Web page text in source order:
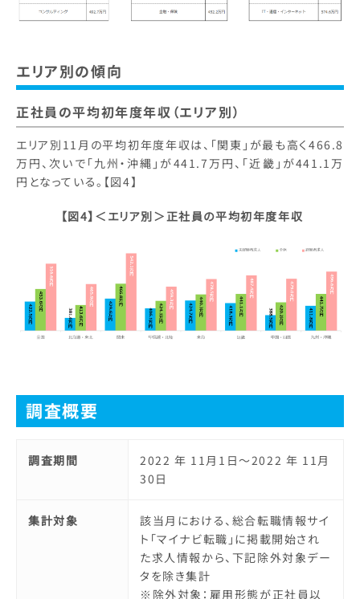
エリア別の傾向
正社員の平均初年度年収（エリア別）
エリア別11月の平均初年度年収は、「関東」が最も高く466.8
万円、次いで「九州・沖縄」が441.7万円、「近畿」が441.1万
円となっている。【図4】
【図4】＜エリア別＞正社員の平均初年度年収
調査概要
調査期間
2022 年 11月1日～2022 年 11月
30日
集計対象
該当月における、総合転職情報サイ
ト「マイナビ転職」に掲載開始され
た求人情報から、下記除外対象デー
タを除き集計
※除外対象：雇用形態が正社員以